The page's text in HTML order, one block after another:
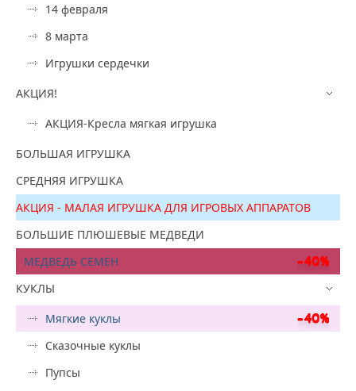
14 февраля
8 марта
Игрушки сердечки
АКЦИЯ!
АКЦИЯ-Кресла мягкая игрушка
БОЛЬШАЯ ИГРУШКА
СРЕДНЯЯ ИГРУШКА
АКЦИЯ - МАЛАЯ ИГРУШКА ДЛЯ ИГРОВЫХ АППАРАТОВ
БОЛЬШИЕ ПЛЮШЕВЫЕ МЕДВЕДИ
МЕДВЕДЬ СЕМЁН
КУКЛЫ
Мягкие куклы
Сказочные куклы
Пупсы